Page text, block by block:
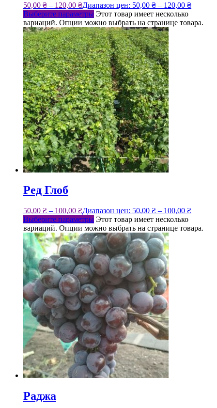
50,00 ₴ – 120,00 ₴Диапазон цен: 50,00 ₴ – 120,00 ₴
Выберите параметры Этот товар имеет несколько
вариаций. Опции можно выбрать на странице товара.
Ред Глоб
50,00 ₴ – 100,00 ₴Диапазон цен: 50,00 ₴ – 100,00 ₴
Выберите параметры Этот товар имеет несколько
вариаций. Опции можно выбрать на странице товара.
Раджа